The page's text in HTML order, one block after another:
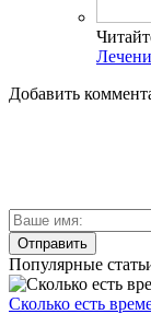
Добавить
Популярные
Сколько есть